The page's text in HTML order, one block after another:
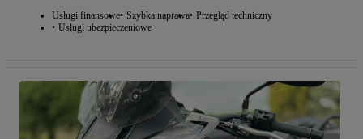
Usługi finansowe Szybka naprawa Przegląd techniczny
Usługi ubezpieczeniowe